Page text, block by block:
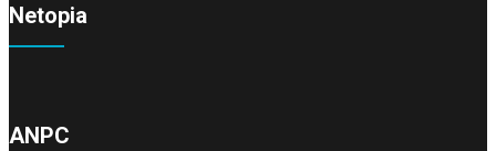
Netopia
ANPC